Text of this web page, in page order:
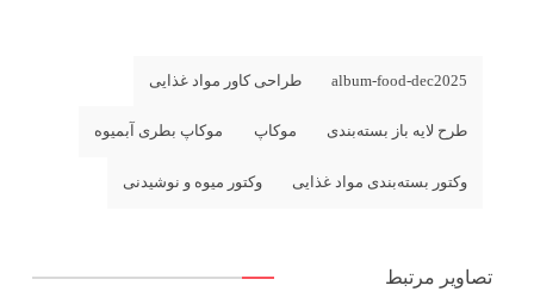
album-food-dec2025 طراحی کاور مواد غذایی
طرح لایه باز بسته‌بندی موکاپ موکاپ بطری آبمیوه
وکتور بسته‌بندی مواد غذایی وکتور میوه و نوشیدنی
تصاویر مرتبط